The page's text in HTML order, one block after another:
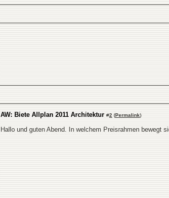
AW: Biete Allplan 2011 Architektur #2 (Permalink)
Hallo und guten Abend. In welchem Preisrahmen bewegt